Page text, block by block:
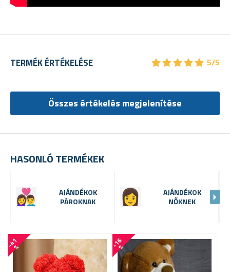
HASONLÓ TERMÉKEK
AJÁNDÉKOK
PÁROKNAK
AJÁNDÉKOK
NŐKNEK
-
4
1
% -
1
6
%
TERMÉK ÉRTÉKELÉSE ★★★★★
★★★★★ 5/5
Összes értékelés megjelenítése